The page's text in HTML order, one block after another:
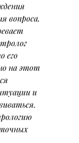
вопроса.
его
на этот
и